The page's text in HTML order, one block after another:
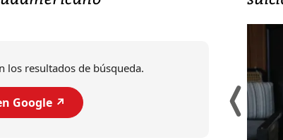
los resultados de búsqueda.
Google ↗️